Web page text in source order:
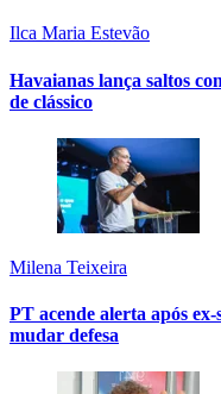
Ilca Maria Estevão
Havaianas lança saltos
de clássico
Milena Teixeira
PT acende alerta após
mudar defesa